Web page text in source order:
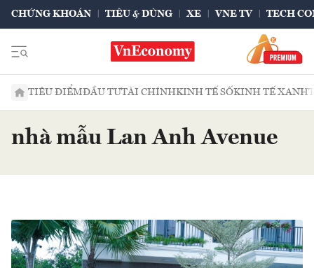
CHỨNG KHOÁN TIÊU & DÙNG XE VNE TV TECH
TIÊU ĐIỂMĐẦU TƯTÀI CHÍNHKINH TẾ SỐKINH TẾ XANH
nhà mẫu Lan Anh Avenue